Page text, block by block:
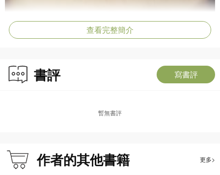
查看完整簡介
書評 寫書評
暫無書評
作者的其他書籍 更多>